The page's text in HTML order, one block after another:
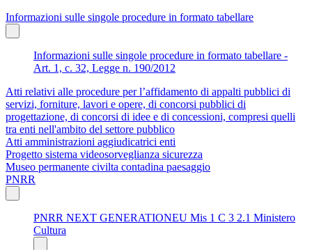
Informazioni sulle singole procedure in formato tabellare
Informazioni sulle singole procedure in formato tabellare -
Art. 1, c. 32, Legge n. 190/2012
Atti relativi alle procedure per l’affidamento di appalti pubblici di
servizi, forniture, lavori e opere, di concorsi pubblici di
progettazione, di concorsi di idee e di concessioni, compresi quelli
tra enti nell'ambito del settore pubblico
Atti amministrazioni aggiudicatrici enti
Progetto sistema videosorveglianza sicurezza
Museo permanente civilta contadina paesaggio
PNRR
PNRR NEXT GENERATIONEU Mis 1 C 3 2.1 Ministero
Cultura